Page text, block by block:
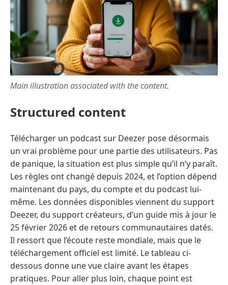
Main illustration associated with the content.
Structured content
Télécharger un podcast sur Deezer pose désormais
un vrai problème pour une partie des utilisateurs. Pas
de panique, la situation est plus simple qu’il n’y paraît.
Les règles ont changé depuis 2024, et l’option dépend
maintenant du pays, du compte et du podcast lui-
même. Les données disponibles viennent du support
Deezer, du support créateurs, d’un guide mis à jour le
25 février 2026 et de retours communautaires datés.
Il ressort que l’écoute reste mondiale, mais que le
téléchargement officiel est limité. Le tableau ci-
dessous donne une vue claire avant les étapes
pratiques. Pour aller plus loin, chaque point est